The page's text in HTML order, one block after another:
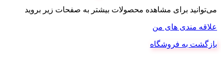
می‌توانید برای مشاهده محصولات بیشتر به صفحات زیر بروید
علاقه مندی های من
بازگشت به فروشگاه